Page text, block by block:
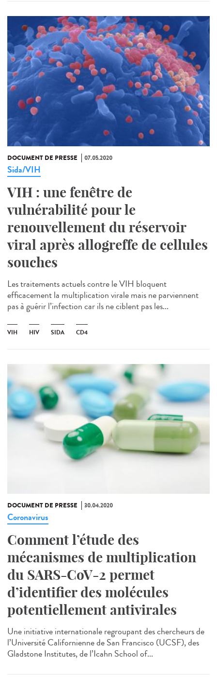
DOCUMENT DE PRESSE 07.05.2020
Sida/VIH
VIH : une fenêtre de
vulnérabilité pour le
renouvellement du réservoir
viral après allogreffe de cellules
souches
Les traitements actuels contre le VIH bloquent
efficacement la multiplication virale mais ne parviennent
pas à guérir l’infection car ils ne ciblent pas les...
VIH HIV SIDA CD4
DOCUMENT DE PRESSE 30.04.2020
Coronavirus
Comment l’étude des
mécanismes de multiplication
du SARS-CoV-2 permet
d’identifier des molécules
potentiellement antivirales
Une initiative internationale regroupant des chercheurs de
l’Université Californienne de San Francisco (UCSF), des
Gladstone Institutes, de l’Icahn School of...